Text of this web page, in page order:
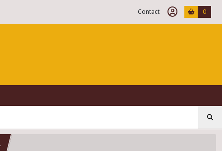
Contact 0